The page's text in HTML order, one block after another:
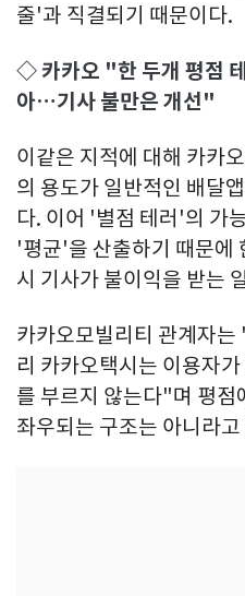
줄'과 직결되기 때문이다.
◇ 카카오 "한 두개 평점
아…기사 불만은 개선"
이같은 지적에 대해 카카
의 용도가 일반적인 배달
다. 이어 '별점 테러'의 가
'평균'을 산출하기 때문에
시 기사가 불이익을 받는
카카오모빌리티 관계자
리 카카오택시는 이용자
를 부르지 않는다"며 평점
좌우되는 구조는 아니라